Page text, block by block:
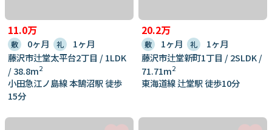
11.0万
敷 0ヶ月 礼
1ヶ月
藤沢市辻堂太平台2丁目 / 1LDK
/ 38.8m2
小田急江ノ島線 本鵠沼駅 徒歩
15分
20.2万
敷 1ヶ月 礼
1ヶ月
藤沢市辻堂新町1丁目 / 2SLDK /
71.71m2
東海道線 辻堂駅 徒歩10分